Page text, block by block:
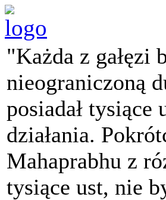
"Każda z gałęzi
nieograniczoną
posiadał tysiące
działania.
Mahaprabhu z
tysiące ust, nie